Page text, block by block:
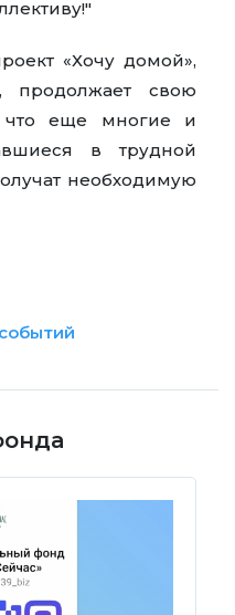
«Хочу домой»,
продолжает свою
что еще многие и
в трудной
необходимую